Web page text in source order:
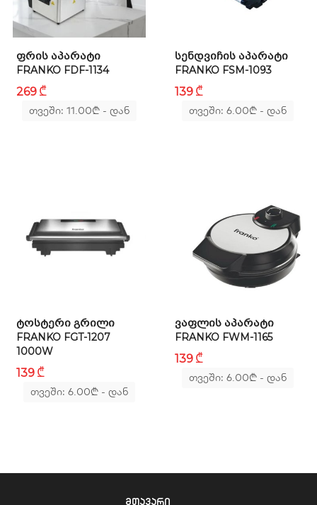
ᲤᲠᲘᲡ ᲐᲞᲐᲠᲐᲢᲘ
FRANKO FDF-1134
269 ₾
თვეში: 11.00₾ - დან
ᲡᲔᲜᲓᲕᲘᲩᲘᲡ ᲐᲞᲐᲠᲐᲢᲘ
FRANKO FSM-1093
139 ₾
თვეში: 6.00₾ - დან
ᲢᲝᲡᲢᲔᲠᲘ ᲒᲠᲘᲚᲘ
FRANKO FGT-1207
1000W
139 ₾
თვეში: 6.00₾ - დან
ᲕᲐᲤᲚᲘᲡ ᲐᲞᲐᲠᲐᲢᲘ
FRANKO FWM-1165
139 ₾
თვეში: 6.00₾ - დან
მთავარი